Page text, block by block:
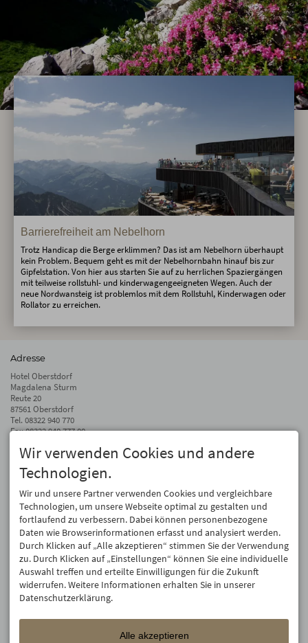
Barrierefreiheit am Nebelhorn
Trotz Handicap die Berge erklimmen? Das ist am Nebelhorn überhaupt
kein Problem. Bequem geht es mit der Nebelhornbahn hinauf bis zur
Gipfelstation. Von hier aus starten Sie auf zu herrlichen Spaziergängen
mit teilweise rollstuhl- und kinderwagengeeigneten Wegen. Auch der
neue Nordwansteig ist problemlos mit dem Rollstuhl, Kinderwagen oder
Rollator zu erreichen.
Adresse
Hotel Oberstdorf
Magdalena Sturm
Reute 20
87561 Oberstdorf
Tel. 08322 940 770
Fax 08322 940 777 00
info@hotel-oberstdorf.de
Auf dem Laufenden bleiben
Wir geben Ihre E-Mail-Adresse nicht weiter. Wir mögen auch keinen Spam.
Versprochen! Eine Abmeldung ist jederzeit möglich.
Anmelden
Wir verwenden Cookies und andere
Technologien.
Wir und unsere Partner verwenden Cookies und vergleichbare
Technologien, um unsere Webseite optimal zu gestalten und
fortlaufend zu verbessern. Dabei können personenbezogene
Daten wie Browserinformationen erfasst und analysiert werden.
Durch Klicken auf „Alle akzeptieren“ stimmen Sie der Verwendung
zu. Durch Klicken auf „Einstellungen“ können Sie eine individuelle
Auswahl treffen und erteilte Einwilligungen für die Zukunft
widerrufen. Weitere Informationen erhalten Sie in unserer
Datenschutzerklärung.
Alle akzeptieren